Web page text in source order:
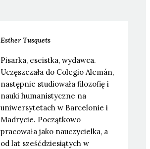
EstherTusquets
Pisarka, eseistka, wydawca.
Uczęszczała do Colegio Alemán,
następnie studiowała filozofię i
nauki humanistyczne na
uniwersytetach w Barcelonie i
Madrycie. Początkowo
pracowała jako nauczycielka, a
od lat sześćdziesiątych w